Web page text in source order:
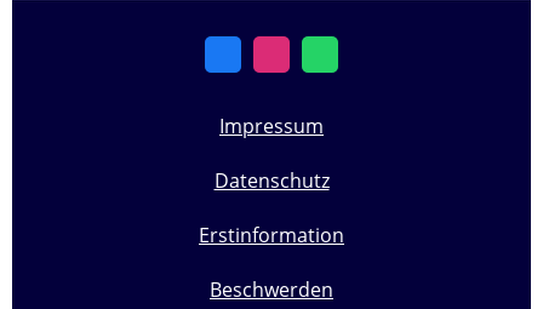
Impressum
Datenschutz
Erstinformation
Beschwerden